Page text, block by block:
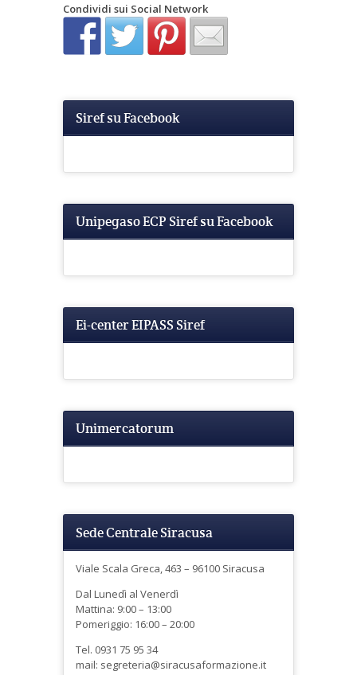
Condividi sui Social Network
Siref su Facebook
Unipegaso ECP Siref su Facebook
Ei-center EIPASS Siref
Unimercatorum
Sede Centrale Siracusa
Viale Scala Greca, 463 – 96100 Siracusa
Dal Lunedì al Venerdì
Mattina: 9:00 – 13:00
Pomeriggio: 16:00 – 20:00
Tel. 0931 75 95 34
mail: segreteria@siracusaformazione.it